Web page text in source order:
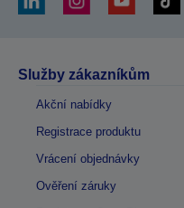
Služby zákazníkům
Akční nabídky
Registrace produktu
Vrácení objednávky
Ověření záruky